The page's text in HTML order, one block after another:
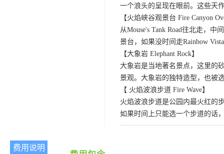
一个浪头的呈现在眼前。这些天
【火焰峡谷观景台 Fire Canyon
从Mouse's Tank Road往北走，
景台，如果没时间走Rainbow
【大象岩 Elephant Rock】
大象岩是当地著名景点，这里的
景观。大象岩的独特造型，也被
【 火焰波浪步道 Fire Wave】
火焰波浪步道是公园内最火红的
如果时间上只能选一个步道的话
费用说明